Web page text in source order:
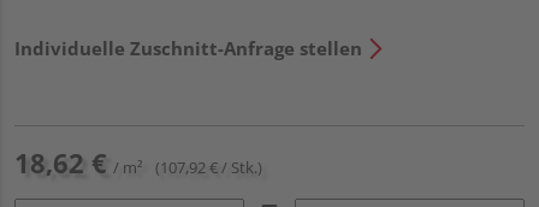
Individuelle Zuschnitt-Anfrage stellen
18,62 € / m² (107,92 € / Stk.)